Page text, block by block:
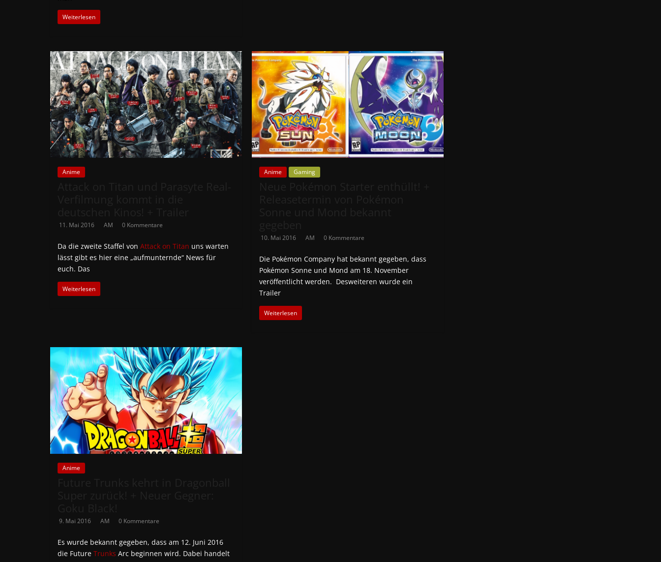
Weiterlesen
Anime
11. Mai 2016 AM 0 Kommentare
Da die zweite Staffel von Attack on Titan uns warten
lässt gibt es hier eine „aufmunternde“ News für
euch. Das
Weiterlesen
Anime Gaming
10. Mai 2016 AM 0 Kommentare
Die Pokémon Company hat bekannt gegeben, dass
Pokémon Sonne und Mond am 18. November
veröffentlicht werden. Desweiteren wurde ein
Trailer
Weiterlesen
Anime
9. Mai 2016 AM 0 Kommentare
Es wurde bekannt gegeben, dass am 12. Juni 2016
die Future Trunks Arc beginnen wird. Dabei handelt